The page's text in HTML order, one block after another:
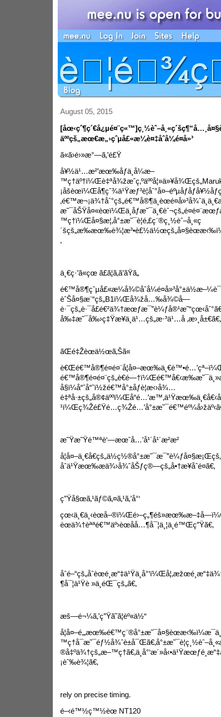
August 05, 2015
äººçš„æœ€æ„›çˆµå£«æ¼è¤‡åˆå¼é¤å»³
ã«ã›é›»æ°—ã‚’é£Ÿ
å¥½ä¹…æ²’æœ‰åƒä¸­å¼æ–
™ç†ï¼Œå¤§æ¦‚å°±æ˜¯è¦é‚£ç¨®ç¸½èˆ–å¸«ç
‚
ä¸€ç·’ã«çœ ã£ã¦ã‚ã’ãŸã„
èˆŠå¤§æ¨“çš„B1ï¼Œå¾žå…‰å¾©å—
å‰‡æ˜¯å‰›ç‡Ÿæ¥­ä¸ä¹…çš„æ·³ä¹…å ‚æ›¸å±€ã€‚
ãŒé‡Žèœä½œã‚Šã«
å§ï¼å“ˆå“ˆï½žé€™å°±åƒè¦æ‹›å¾…
æ˜Ÿæ˜Ÿé™ªè‘—æœˆå…’å¹´å¹´æ­²æ­²
åˆä¹Ÿæœ‰æä¾›å¾ˆåŠƒç®—çš„å•†æ¥­åˆé¤ã€‚
ç”Ÿå§œã‚¹ãƒ©ã‚¤ã‚¹ã‚’å°‘
èœä¾†èªªé€™äº›èœåå…¶å¯¦ä¸¦ä¸é™Œç”Ÿã€‚
¶å¯¦ä¹Ÿè »ä¸éŒ¯çš„ã€‚
æš—é¬¼ã‚’ç”Ÿã˜ã¦èº«ä½“
¡èˆ‰è¾¦ã€‚
rely on precise timing.
é–‹é™½ç™½èœ NT120